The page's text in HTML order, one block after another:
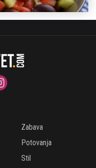
Zabava
Potovanja
Stil